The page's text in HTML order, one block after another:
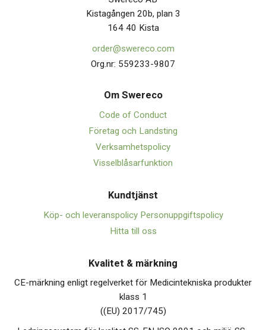
Kistagången 20b, plan 3
164 40 Kista
order@swereco.com
Org.nr: 559233-9807
Om Swereco
Code of Conduct
Företag och Landsting
Verksamhetspolicy
Visselblåsarfunktion
Kundtjänst
Köp- och leveranspolicy Personuppgiftspolicy
Hitta till oss
Kvalitet & märkning
CE-märkning enligt regelverket för Medicintekniska produkter
klass 1
((EU) 2017/745)